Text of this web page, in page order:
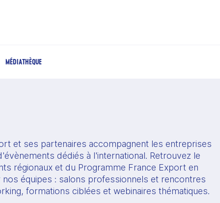
MÉDIATHÈQUE
et ses partenaires accompagnent les entreprises
dédiés à l'international. Retrouvez le
régionaux et du Programme France Export en
équipes : salons professionnels et rencontres
formations ciblées et webinaires thématiques.